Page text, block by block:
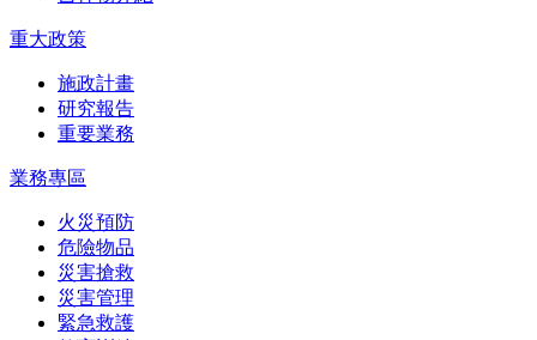
重大政策
施政計畫
研究報告
重要業務
業務專區
火災預防
危險物品
災害搶救
災害管理
緊急救護